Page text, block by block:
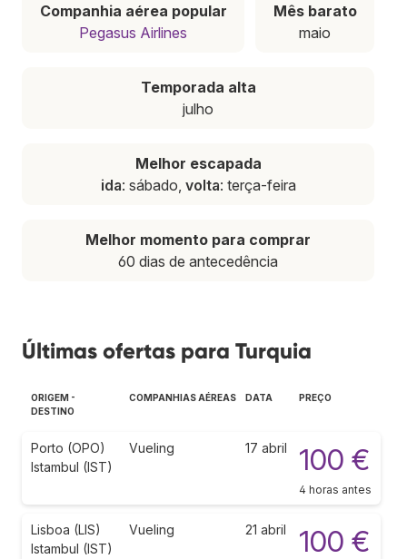
Companhia aérea popular
Pegasus Airlines
Mês barato
maio
Temporada alta
julho
Melhor escapada
ida: sábado, volta: terça-feira
Melhor momento para comprar
60 dias de antecedência
Últimas ofertas para Turquia
ORIGEM -
DESTINO
COMPANHIAS AÉREAS DATA PREÇO
Porto (OPO)
Istambul (IST)
Vueling 17 abril 100 €
4 horas antes
Lisboa (LIS)
Istambul (IST)
Vueling 21 abril 100 €